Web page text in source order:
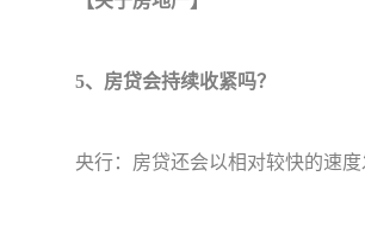
5、房贷会持续收紧吗？
央行：房贷还会以相对较快的速